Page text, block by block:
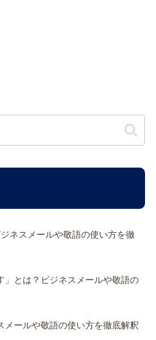
ネスメールや敬語の使い方を徹
」とは？ビジネスメールや敬語の
メールや敬語の使い方を徹底解釈